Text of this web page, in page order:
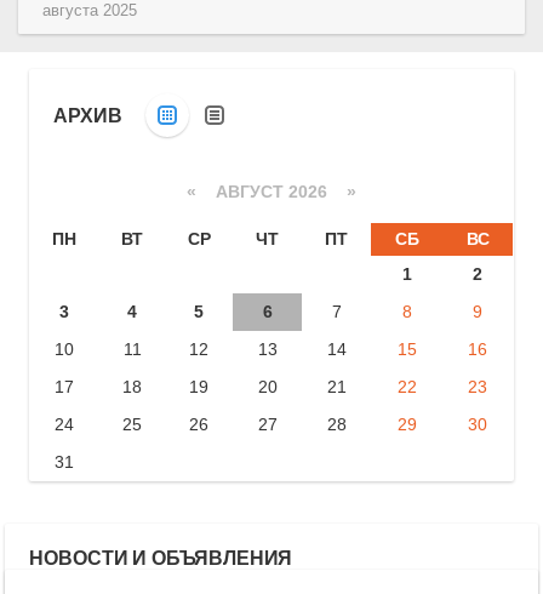
августа 2025
АРХИВ
« АВГУСТ 2026 »
ПН ВТ СР ЧТ ПТ СБ
ВС
1
2
3
4 5 6 7 8
9
10
11 12 13 14 15
16
17
18 19 20 21 22
23
24
25 26 27 28 29
30
31
НОВОСТИ И ОБЪЯВЛЕНИЯ